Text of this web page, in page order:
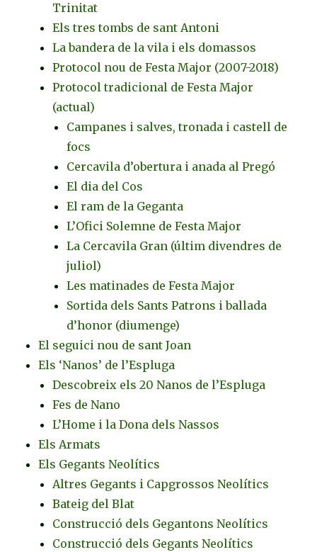
Trinitat
Els tres tombs de sant Antoni
La bandera de la vila i els domassos
Protocol nou de Festa Major (2007-2018)
Protocol tradicional de Festa Major
(actual)
Campanes i salves, tronada i castell de
focs
Cercavila d’obertura i anada al Pregó
El dia del Cos
El ram de la Geganta
L’Ofici Solemne de Festa Major
La Cercavila Gran (últim divendres de
juliol)
Les matinades de Festa Major
Sortida dels Sants Patrons i ballada
d’honor (diumenge)
El seguici nou de sant Joan
Els ‘Nanos’ de l’Espluga
Descobreix els 20 Nanos de l’Espluga
Fes de Nano
L’Home i la Dona dels Nassos
Els Armats
Els Gegants Neolítics
Altres Gegants i Capgrossos Neolítics
Bateig del Blat
Construcció dels Gegantons Neolítics
Construcció dels Gegants Neolítics